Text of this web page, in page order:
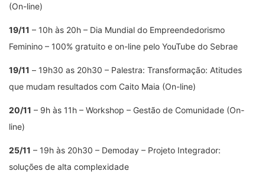
(On-line)
19/11 – 10h às 20h – Dia Mundial do Empreendedorismo
Feminino – 100% gratuito e on-line pelo YouTube do Sebrae
19/11 – 19h30 as 20h30 – Palestra: Transformação: Atitudes
que mudam resultados com Caito Maia (On-line)
20/11 – 9h às 11h – Workshop – Gestão de Comunidade (On-
line)
25/11 – 19h às 20h30 – Demoday – Projeto Integrador:
soluções de alta complexidade